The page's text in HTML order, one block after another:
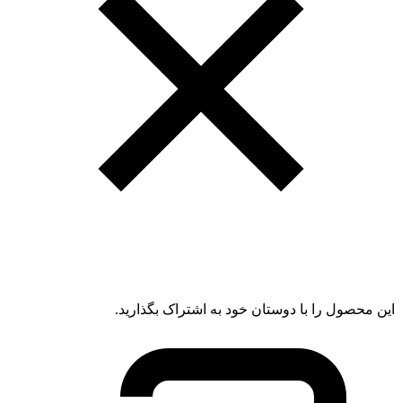
این محصول را با دوستان خود به اشتراک بگذارید.